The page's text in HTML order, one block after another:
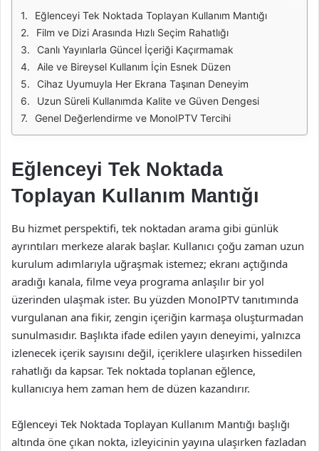
Eğlenceyi Tek Noktada Toplayan Kullanım Mantığı
Film ve Dizi Arasında Hızlı Seçim Rahatlığı
Canlı Yayınlarla Güncel İçeriği Kaçırmamak
Aile ve Bireysel Kullanım İçin Esnek Düzen
Cihaz Uyumuyla Her Ekrana Taşınan Deneyim
Uzun Süreli Kullanımda Kalite ve Güven Dengesi
Genel Değerlendirme ve MonoIPTV Tercihi
Eğlenceyi Tek Noktada
Toplayan Kullanım Mantığı
Bu hizmet perspektifi, tek noktadan arama gibi günlük
ayrıntıları merkeze alarak başlar. Kullanıcı çoğu zaman uzun
kurulum adımlarıyla uğraşmak istemez; ekranı açtığında
aradığı kanala, filme veya programa anlaşılır bir yol
üzerinden ulaşmak ister. Bu yüzden MonoIPTV tanıtımında
vurgulanan ana fikir, zengin içeriğin karmaşa oluşturmadan
sunulmasıdır. Başlıkta ifade edilen yayın deneyimi, yalnızca
izlenecek içerik sayısını değil, içeriklere ulaşırken hissedilen
rahatlığı da kapsar. Tek noktada toplanan eğlence,
kullanıcıya hem zaman hem de düzen kazandırır.
Eğlenceyi Tek Noktada Toplayan Kullanım Mantığı başlığı
altında öne çıkan nokta, izleyicinin yayına ulaşırken fazladan